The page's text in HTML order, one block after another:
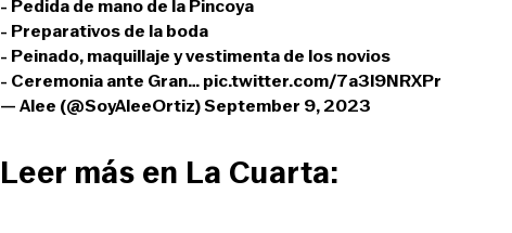
- Pedida de mano de la Pincoya
- Preparativos de la boda
- Peinado, maquillaje y vestimenta de los novios
- Ceremonia ante Gran…pic.twitter.com/7a3l9NRXPr
— Alee (@SoyAleeOrtiz)September 9, 2023
Leer más en La Cuarta: